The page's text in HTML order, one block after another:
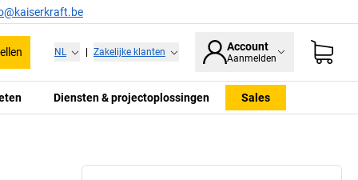
NL Zakelijke klanten Account
Aanmelden
Diensten & projectoplossingen Sales